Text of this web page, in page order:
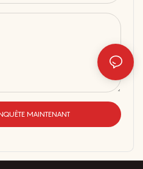
MAINTENANT